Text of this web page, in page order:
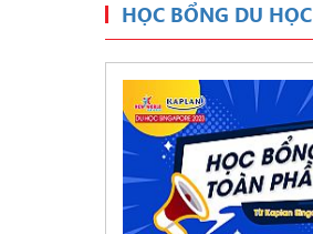
HỌC BỔNG DU HỌC